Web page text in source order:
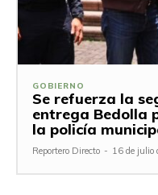
GOBIERNO
Se refuerza la
entrega Bedolla
la policía
Reportero Directo - 16 de julio